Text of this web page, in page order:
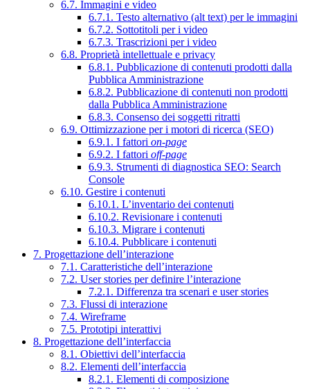
6.7. Immagini e video
6.7.1. Testo alternativo (alt text) per le immagini
6.7.2. Sottotitoli per i video
6.7.3. Trascrizioni per i video
6.8. Proprietà intellettuale e privacy
6.8.1. Pubblicazione di contenuti prodotti dalla
Pubblica Amministrazione
6.8.2. Pubblicazione di contenuti non prodotti
dalla Pubblica Amministrazione
6.8.3. Consenso dei soggetti ritratti
6.9. Ottimizzazione per i motori di ricerca (SEO)
6.9.1. I fattori on-page
6.9.2. I fattori off-page
6.9.3. Strumenti di diagnostica SEO: Search
Console
6.10. Gestire i contenuti
6.10.1. L’inventario dei contenuti
6.10.2. Revisionare i contenuti
6.10.3. Migrare i contenuti
6.10.4. Pubblicare i contenuti
7. Progettazione dell’interazione
7.1. Caratteristiche dell’interazione
7.2. User stories per definire l’interazione
7.2.1. Differenza tra scenari e user stories
7.3. Flussi di interazione
7.4. Wireframe
7.5. Prototipi interattivi
8. Progettazione dell’interfaccia
8.1. Obiettivi dell’interfaccia
8.2. Elementi dell’interfaccia
8.2.1. Elementi di composizione